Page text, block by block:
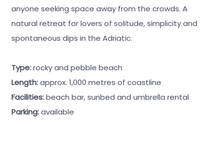
anyone seeking space away from the crowds. A
natural retreat for lovers of solitude, simplicity and
spontaneous dips in the Adriatic.
Type:rocky and pebble beach
Length:approx. 1,000 metres of coastline
Facilities:beach bar, sunbed and umbrella rental
Parking:available